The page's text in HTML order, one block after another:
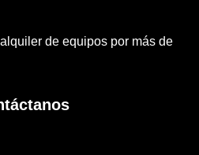
de equipos por más de